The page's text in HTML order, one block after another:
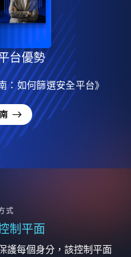
台優勢
：如何篩選安全平台》
式
制平面
護每個身分，該控制平面